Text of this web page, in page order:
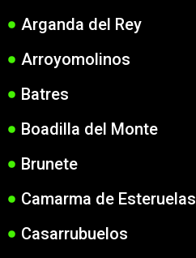
Arganda del Rey
Arroyomolinos
Batres
Boadilla del Monte
Brunete
Camarma de Esteruelas
Casarrubuelos